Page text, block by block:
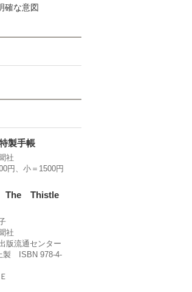
確な意図
製手帳
社
円、小＝1500円
The Thistle
社
版流通センター
製 ISBN 978-4-